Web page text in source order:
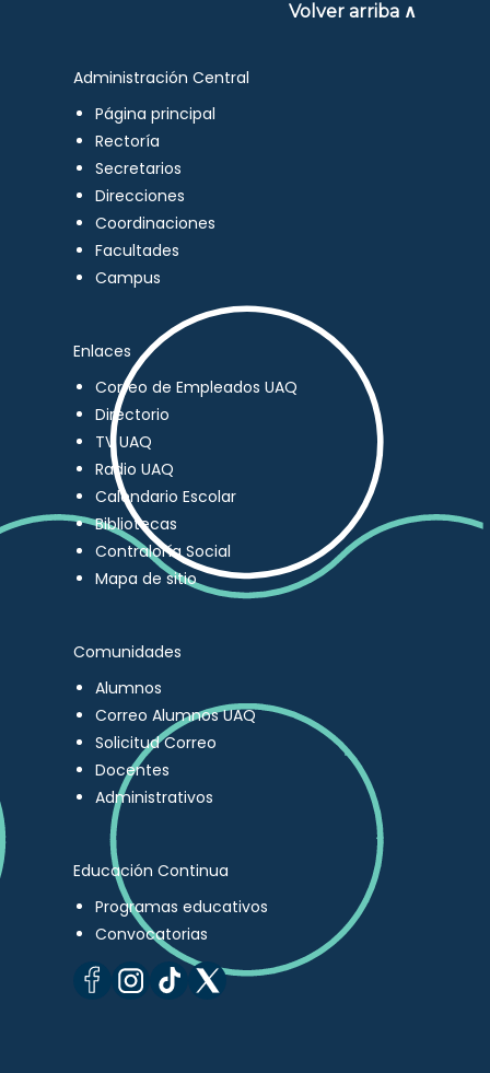
Volver arriba ∧
Administración Central
Página principal
Rectoría
Secretarios
Direcciones
Coordinaciones
Facultades
Campus
Enlaces
Correo de Empleados UAQ
Directorio
TV UAQ
Radio UAQ
Calendario Escolar
Bibliotecas
Contraloría Social
Mapa de sitio
Comunidades
Alumnos
Correo Alumnos UAQ
Solicitud Correo
Docentes
Administrativos
Educación Continua
Programas educativos
Convocatorias